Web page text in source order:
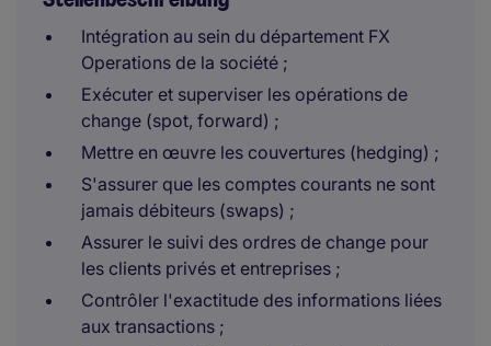
Intégration au sein du département FX
Operations de la société ;
Exécuter et superviser les opérations de
change (spot, forward) ;
Mettre en œuvre les couvertures (hedging) ;
S'assurer que les comptes courants ne sont
jamais débiteurs (swaps) ;
Assurer le suivi des ordres de change pour
les clients privés et entreprises ;
Contrôler l'exactitude des informations liées
aux transactions ;